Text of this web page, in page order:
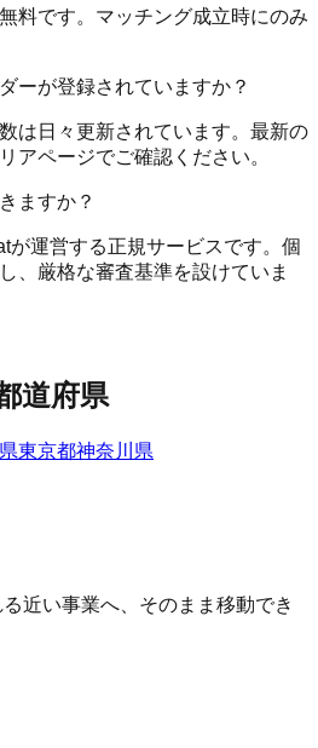
料です。マッチング成立時にのみ
ーが登録されていますか？
は日々更新されています。最新の
アページでご確認ください。
ますか？
が運営する正規サービスです。個
、厳格な審査基準を設けていま
道府県
東京都神奈川県
近い事業へ、そのまま移動でき